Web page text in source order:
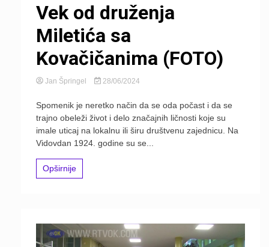
Vek od druženja
Miletića sa
Kovačičanima (FOTO)
Jan Špringel 28/06/2024
Spomenik je neretko način da se oda počast i da se
trajno obeleži život i delo značajnih ličnosti koje su
imale uticaj na lokalnu ili širu društvenu zajednicu. Na
Vidovdan 1924. godine su se...
Opširnije